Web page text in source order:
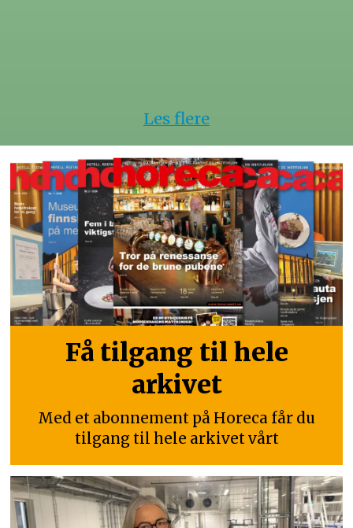
Les flere
Få tilgang til hele
arkivet
Med et abonnement på Horeca får du
tilgang til hele arkivet vårt